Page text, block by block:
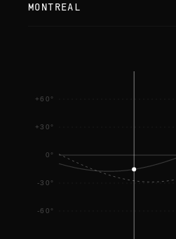
MONTREAL
+60°
+30°
0°
-30°
-60°